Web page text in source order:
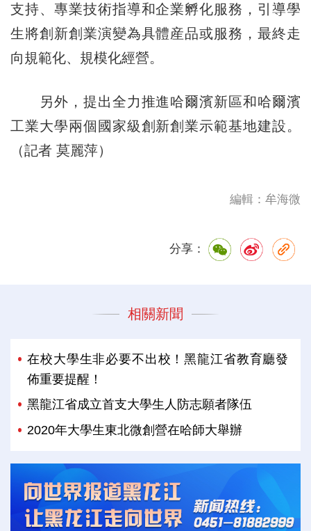
支持、專業技術指導和企業孵化服務，引導學
生將創新創業演變為具體産品或服務，最終走
向規範化、規模化經營。
另外，提出全力推進哈爾濱新區和哈爾濱
工業大學兩個國家級創新創業示範基地建設。
（記者 莫麗萍）
編輯：牟海微
分享：
相關新聞
在校大學生非必要不出校！黑龍江省教育廳發
佈重要提醒！
黑龍江省成立首支大學生人防志願者隊伍
2020年大學生東北微創營在哈師大舉辦